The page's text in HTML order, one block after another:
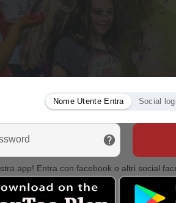
Nome Utente Entra Social
app! Entra con facebook o altri social